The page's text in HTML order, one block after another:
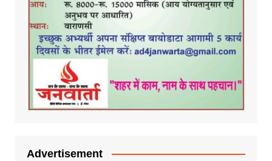
Advertisement